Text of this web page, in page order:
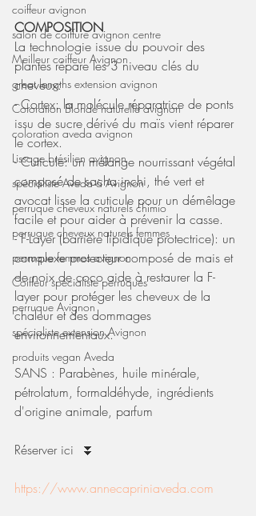
coiffeur avignon
salon de coiffure avignon centre
Meilleur coiffeur Avignon
great lengths extension avignon
Coloration Blonde naturelle avignon
coloration aveda avignon
Lissage brésilien avignon
spécialiste Aveda à Avignon
perruque cheveux naturels chimio
perruque cheveux naturels femmes
perruque femmes avignon
Coiffeur spécialiste perruques
perruque Avignon
spécialiste extension Avignon
produits vegan Aveda
COMPOSITION
La technologie issue du pouvoir des
plantes répare les 3 niveau clés du
cheveux:
- Cortex: la molécule réparatrice de ponts
issu de sucre dérivé du maïs vient réparer
le cortex.
- Cuticule: un mélange nourrissant végétal
composé de sacha inchi, thé vert et
avocat lisse la cuticule pour un démêlage
facile et pour aider à prévenir la casse.
- F-Layer (barrière lipidique protectrice): un
complexe protecteur composé de mais et
de noix de coco aide à restaurer la F-
layer pour protéger les cheveux de la
chaleur et des dommages
environnementaux.
SANS : Parabènes, huile minérale,
pétrolatum, formaldéhyde, ingrédients
d'origine animale, parfum
Réserver ici  ⏬
https://www.annecapriniaveda.com